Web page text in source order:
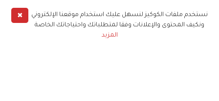
✖
نستخدم ملفات الكوكيز لنسهل عليك استخدام موقعنا الإلكتروني
ونكيف المحتوى والإعلانات وفقا لمتطلباتك واحتياجاتك الخاصة
المزيد